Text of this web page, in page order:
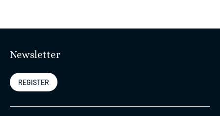
Newsletter
REGISTER